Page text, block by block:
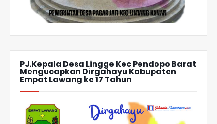
PJ.Kepala Desa Lingge Kec Pendopo Barat
Mengucapkan Dirgahayu Kabupaten
Empat Lawang ke 17 Tahun